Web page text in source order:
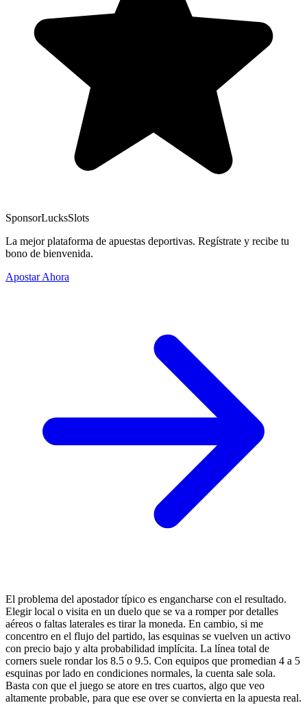
SponsorLucksSlots
La mejor plataforma de apuestas deportivas. Regístrate y recibe tu
bono de bienvenida.
Apostar Ahora
El problema del apostador típico es engancharse con el resultado.
Elegir local o visita en un duelo que se va a romper por detalles
aéreos o faltas laterales es tirar la moneda. En cambio, si me
concentro en el flujo del partido, las esquinas se vuelven un activo
con precio bajo y alta probabilidad implícita. La línea total de
corners suele rondar los 8.5 o 9.5. Con equipos que promedian 4 a 5
esquinas por lado en condiciones normales, la cuenta sale sola.
Basta con que el juego se atore en tres cuartos, algo que veo
altamente probable, para que ese over se convierta en la apuesta real.